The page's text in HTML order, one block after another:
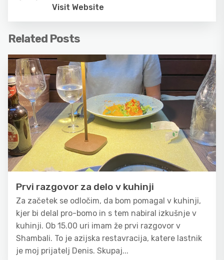
Visit Website
Related Posts
Prvi razgovor za delo v kuhinji
Za začetek se odločim, da bom pomagal v kuhinji,
kjer bi delal pro-bomo in s tem nabiral izkušnje v
kuhinji. Ob 15.00 uri imam že prvi razgovor v
Shambali. To je azijska restavracija, katere lastnik
je moj prijatelj Denis. Skupaj...